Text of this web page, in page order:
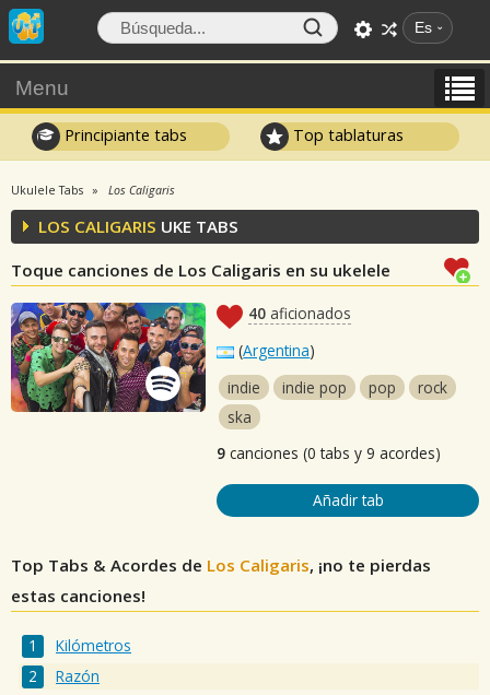
Es
Menu
Principiante tabs Top tablaturas
Ukulele Tabs Los Caligaris
LOS CALIGARIS UKE TABS
Toque canciones de Los Caligaris en su ukelele
40 aficionados
(Argentina)
indie
indie pop pop
rock
ska
9 canciones (0 tabs y 9 acordes)
Añadir tab
Top Tabs & Acordes de Los Caligaris, ¡no te pierdas
estas canciones!
Kilómetros
Razón